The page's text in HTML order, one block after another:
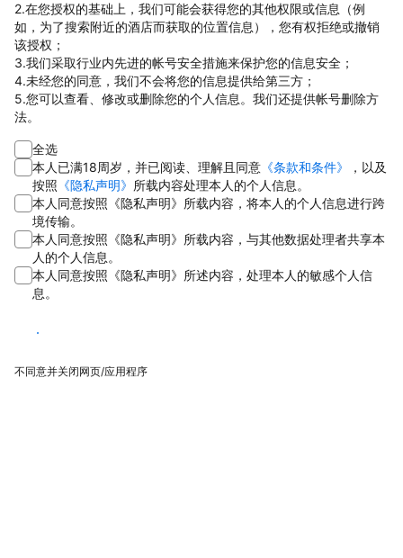
2.在您授权的基础上，我们可能会获得您的其他权限或信息（例
如，为了搜索附近的酒店而获取的位置信息），您有权拒绝或撤销
该授权；
3.我们采取行业内先进的帐号安全措施来保护您的信息安全；
4.未经您的同意，我们不会将您的信息提供给第三方；
5.您可以查看、修改或删除您的个人信息。我们还提供帐号删除方
法。
全选
本人已满18周岁，并已阅读、理解且同意 《条款和条件》
，以及
按照 《隐私声明》 所载内容处理本人的个人信息。
本人同意按照《隐私声明》所载内容，将本人的个人信息进行跨
境传输。
本人同意按照《隐私声明》所载内容，与其他数据处理者共享本
人的个人信息。
本人同意按照《隐私声明》所述内容，处理本人的敏感个人信
息。
同意
不同意并关闭网页/应用程序